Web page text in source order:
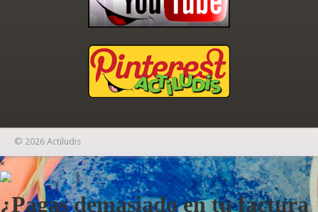
© 2026 Actiludis
×
¿Pagas demasiado en tu factura